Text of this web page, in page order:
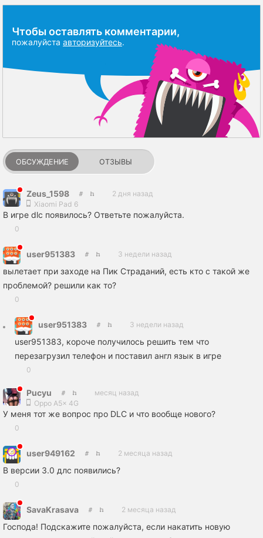
Чтобы оставлять комментарии,
пожалуйста авторизуйтесь.
ОБСУЖДЕНИЕ ОТЗЫВЫ
Zeus_1598
2 дня назад
Xiaomi Pad 6
В игре dlc появилось? Ответьте пожалуйста.
0
user951383 3 недели назад
вылетает при заходе на Пик Страданий, есть кто с такой же
проблемой? решили как то?
0
user951383 3 недели назад
user951383, короче получилось решить тем что
перезагрузил телефон и поставил англ язык в игре
0
Pucyu
месяц назад
Oppo A5x 4G
У меня тот же вопрос про DLC и что вообще нового?
0
user949162 2 месяца назад
В версии 3.0 длс появились?
0
SavaKrasava 2 месяца назад
Господа! Подскажите пожалуйста, если накатить новую